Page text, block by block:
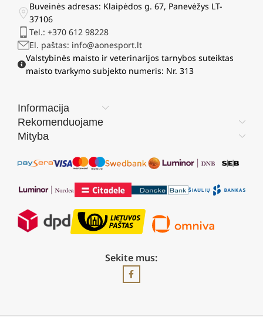
Buveinės adresas: Klaipėdos g. 67, Panevėžys LT-
37106
Tel.: +370 612 98228
El. paštas: info@aonesport.lt
Valstybinės maisto ir veterinarijos tarnybos suteiktas
maisto tvarkymo subjekto numeris: Nr. 313
Informacija
Rekomenduojame
Mityba
Sekite mus: